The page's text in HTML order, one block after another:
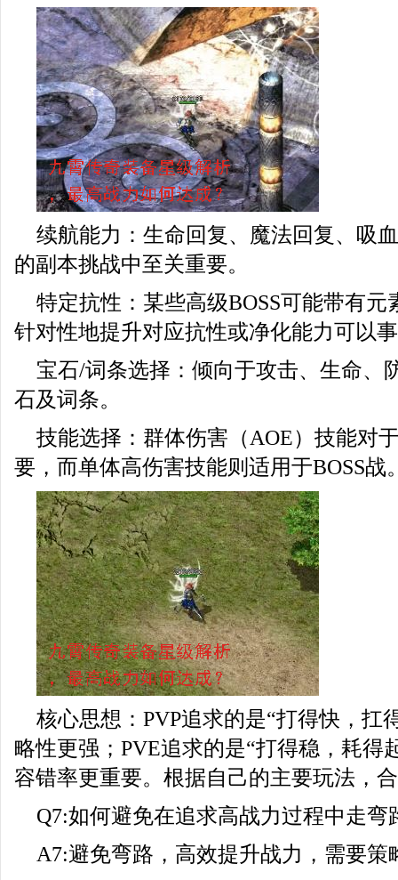
续航能力：生命回复、魔法回复、吸
的副本挑战中至关重要。
特定抗性：某些高级BOSS可能带有
针对性地提升对应抗性或净化能力可以
宝石/词条选择：倾向于攻击、生命、
石及词条。
技能选择：群体伤害（AOE）技能对
要，而单体高伤害技能则适用于BOSS战
核心思想：PVP追求的是“打得快，扛
略性更强；PVE追求的是“打得稳，耗得
容错率更重要。根据自己的主要玩法，
Q7:如何避免在追求高战力过程中走弯
A7:避免弯路，高效提升战力，需要策